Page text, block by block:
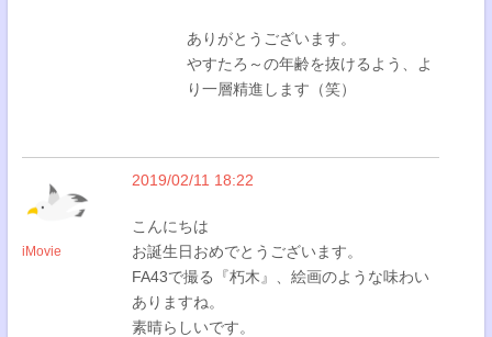
ありがとうございます。
やすたろ～の年齢を抜けるよう、よ
り一層精進します（笑）
iMovie
2019/02/11 18:22
こんにちは
お誕生日おめでとうございます。
FA43で撮る『朽木』、絵画のような味わい
ありますね。
素晴らしいです。